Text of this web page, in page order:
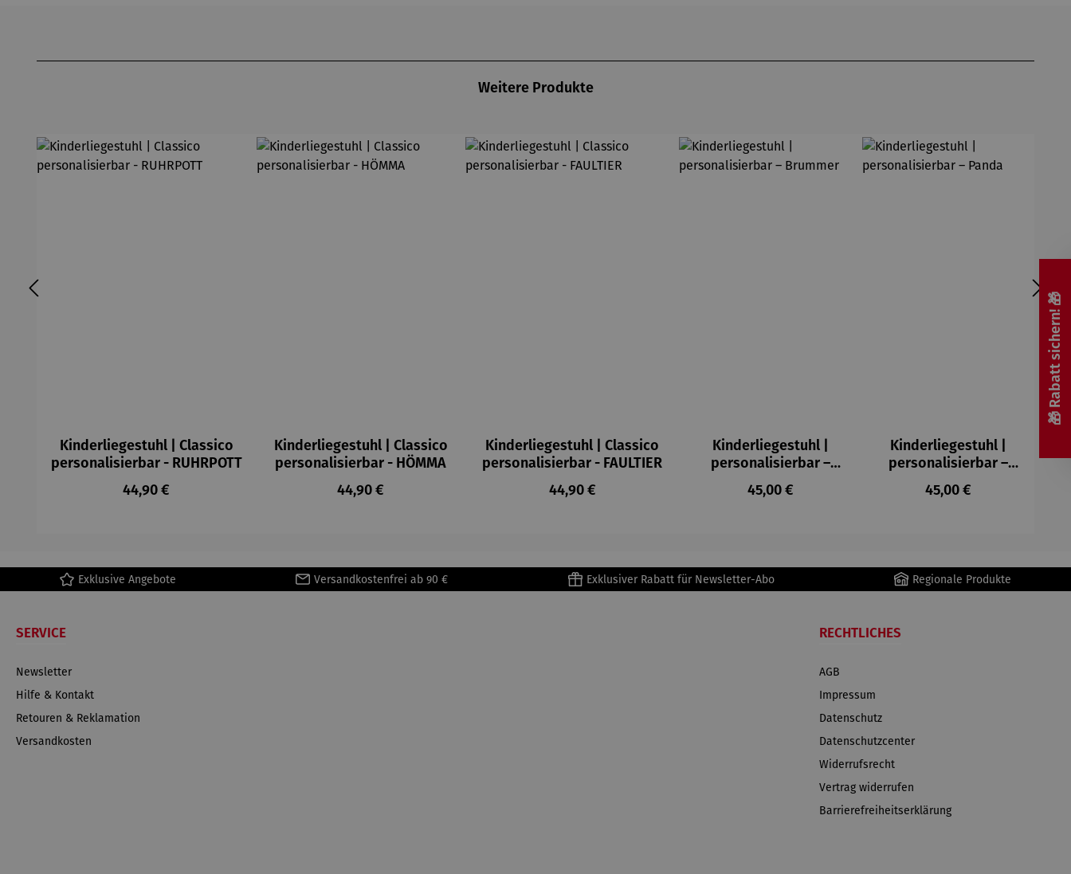
Weitere Produkte
Kinderliegestuhl | Classico
personalisierbar - RUHRPOTT
Regulärer Preis:
44,90 €
Kinderliegestuhl | Classico
personalisierbar - HÖMMA
Regulärer Preis:
44,90 €
Kinderliegestuhl | Classico
personalisierbar - FAULTIER
Regulärer Preis:
44,90 €
Kinderliegestuhl |
personalisierbar –
Brummer
Regulärer Preis:
45,00 €
Kinderliegestuhl |
personalisierbar –
Panda
Regulärer Preis:
45,00 €
Exklusive Angebote Versandkostenfrei ab 90 € Exklusiver Rabatt für Newsletter-Abo Regionale Produkte
SERVICE
Newsletter
Hilfe & Kontakt
Retouren & Reklamation
Versandkosten
RECHTLICHES
AGB
Impressum
Datenschutz
Datenschutzcenter
Widerrufsrecht
Vertrag widerrufen
Barrierefreiheitserklärung
🎁 Rabatt sichern! 🎁